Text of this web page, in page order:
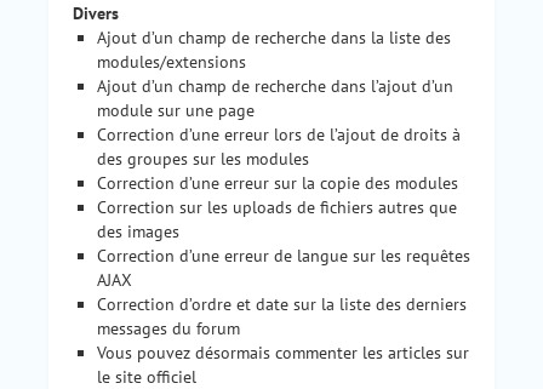
Divers
Ajout d’un champ de recherche dans la liste des
modules/extensions
Ajout d’un champ de recherche dans l’ajout d’un
module sur une page
Correction d’une erreur lors de l’ajout de droits à
des groupes sur les modules
Correction d’une erreur sur la copie des modules
Correction sur les uploads de fichiers autres que
des images
Correction d’une erreur de langue sur les requêtes
AJAX
Correction d’ordre et date sur la liste des derniers
messages du forum
Vous pouvez désormais commenter les articles sur
le site officiel